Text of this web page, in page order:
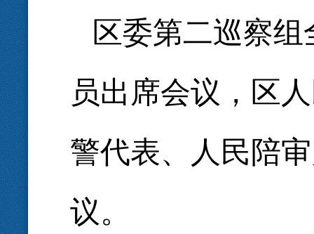
区委第二巡察
员出席会议，区
警代表、人民陪
议。